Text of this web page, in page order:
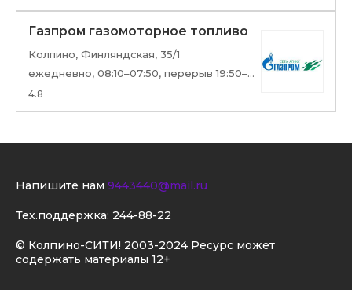
Газпром газомоторное топливо
Колпино, Финляндская, 35/1
ежедневно, 08:10–07:50, перерыв 19:50–20:10
4.8
© Колпино-СИТИ! 2003-2024 Ресурс может
содержать материалы 12+
Напишите нам 9443440@mail.ru
Тех.поддержка: 244-88-22